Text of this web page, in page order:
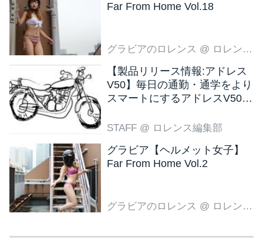
Far From Home Vol.18
グラビアのロレンス @ ロレンス編集部
【製品リリース情報:アドレス
V50】毎日の通勤・通学をより
スマートにするアドレスV50
STAFF @ ロレンス編集部
グラビア【ヘルメット女子】
Far From Home Vol.2
グラビアのロレンス @ ロレンス編集部